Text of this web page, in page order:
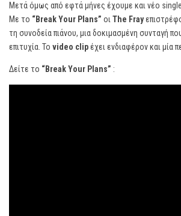
Μετά όμως από εφτά μήνες έχουμε και νέο
Με το “Break Your Plans” οι The Fray
τη συνοδεία πιάνου, μια δοκιμασμένη συνταγή
επιτυχία. Το video clipέχει ενδιαφέρον και μία
Δείτε το “Break Your Plans” :